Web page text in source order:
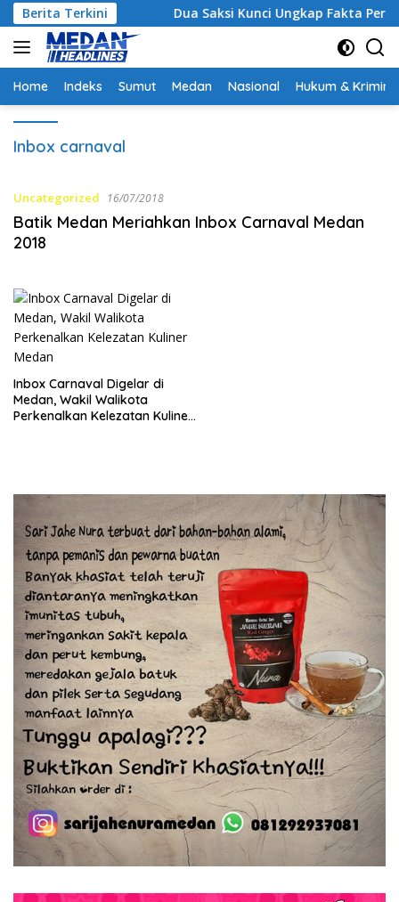
Langsung
ke
konten
Berita Terkini Dua Saksi Kunci Ungkap Fakta
Home Indeks Sumut Medan Nasional Hukum &
Inbox carnaval
Uncategorized 16/07/2018
Batik Medan Meriahkan Inbox Carnaval Medan
2018
Inbox Carnaval Digelar di
Medan, Wakil Walikota
Perkenalkan Kelezatan Kuliner